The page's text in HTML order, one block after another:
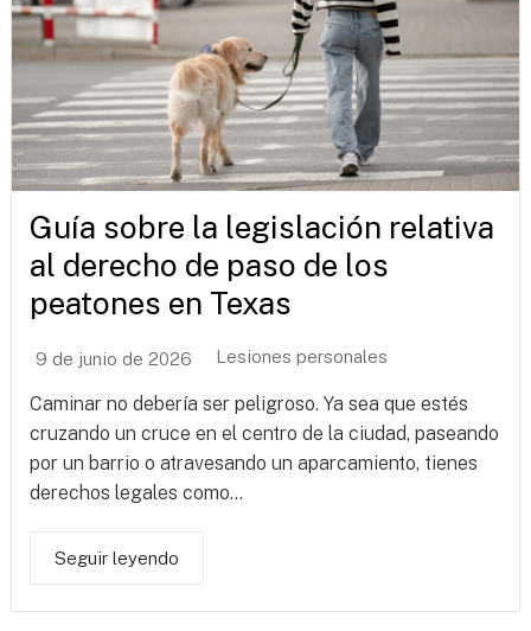
Guía sobre la legislación relativa
al derecho de paso de los
peatones en Texas
9 de junio de 2026 Lesiones personales
Caminar no debería ser peligroso. Ya sea que estés
cruzando un cruce en el centro de la ciudad, paseando
por un barrio o atravesando un aparcamiento, tienes
derechos legales como...
Seguir leyendo